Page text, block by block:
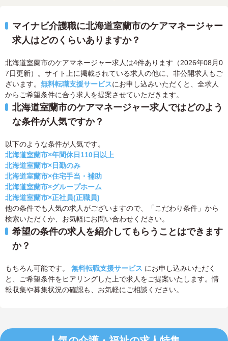
マイナビ介護職に北海道室蘭市のケアマネージャー
求人はどのくらいありますか？
北海道室蘭市のケアマネージャー求人は4件あります（2026年08月0
7日更新）。サイト上に掲載されている求人の他に、非公開求人もご
ざいます。 無料転職支援サービスにお申し込みいただくと、全求人
からご希望条件に合う求人を提案させていただきます。
北海道室蘭市のケアマネージャー求人ではどのよう
な条件が人気ですか？
以下のような条件が人気です。
北海道室蘭市×年間休日110日以上
北海道室蘭市×日勤のみ
北海道室蘭市×住宅手当・補助
北海道室蘭市×グループホーム
北海道室蘭市×正社員(正職員)
他の条件でも人気の求人がございますので、「こだわり条件」から
検索いただくか、お気軽にお問い合わせください。
希望の条件の求人を紹介してもらうことはできます
か？
もちろん可能です。 無料転職支援サービス にお申し込みいただく
と、ご希望条件をヒアリングした上で求人をご提案いたします。情
報収集や募集状況の確認も、お気軽にご相談ください。